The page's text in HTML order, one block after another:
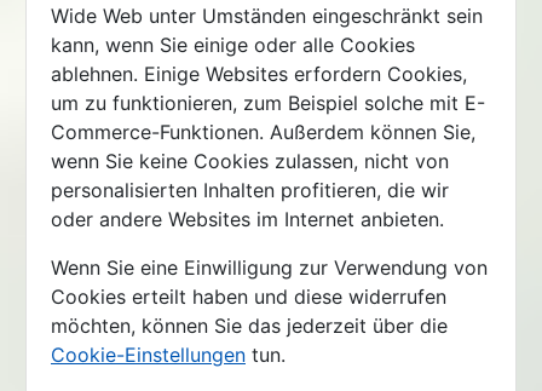
Wide Web unter Umständen eingeschränkt sein
kann, wenn Sie einige oder alle Cookies
ablehnen. Einige Websites erfordern Cookies,
um zu funktionieren, zum Beispiel solche mit E-
Commerce-Funktionen. Außerdem können Sie,
wenn Sie keine Cookies zulassen, nicht von
personalisierten Inhalten profitieren, die wir
oder andere Websites im Internet anbieten.
Wenn Sie eine Einwilligung zur Verwendung von
Cookies erteilt haben und diese widerrufen
möchten, können Sie das jederzeit über die
Cookie-Einstellungen tun.